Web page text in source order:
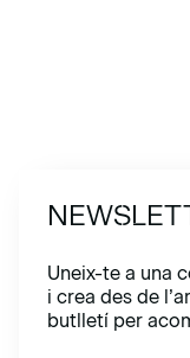
Uneix-te a una
i crea des de
butlletí per